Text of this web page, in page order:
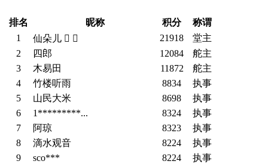
排名 昵称 积分
称谓
1
仙朵儿   21918
堂主
2
四郎 12084
舵主
3
木易田 11872
舵主
4
竹楼听雨 8834
执事
5
山民大米 8698
执事
6
1*********... 8324
执事
7
阿琼 8323
执事
8
滴水观音 8224
执事
9
sco*** 8224
执事